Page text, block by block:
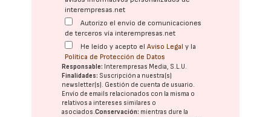
interempresas.net
Autorizo el envío de comunicaciones
de terceros vía interempresas.net
He leído y acepto elAviso Legal y la
Política de Protección de Datos
Responsable: Interempresas Media, S.L.U.
Finalidades: Suscripción a nuestra(s)
newsletter(s). Gestión de cuenta de usuario.
Envío de emails relacionados con la misma o
relativos a intereses similares o
asociados.Conservación: mientras dure la